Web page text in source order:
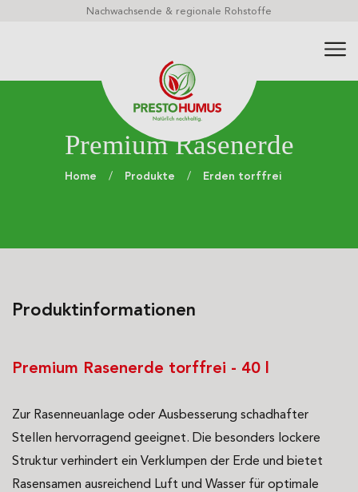
Über 60 torffreie Premium-Erden, Dekore und Mulche
Premium Rasenerde
Home Produkte Erden torffrei
Produktinformationen
Premium Rasenerde torffrei - 40 l
Zur Rasenneuanlage oder Ausbesserung schadhafter
Stellen hervorragend geeignet. Die besonders lockere
Struktur verhindert ein Verklumpen der Erde und bietet
Rasensamen ausreichend Luft und Wasser für optimale